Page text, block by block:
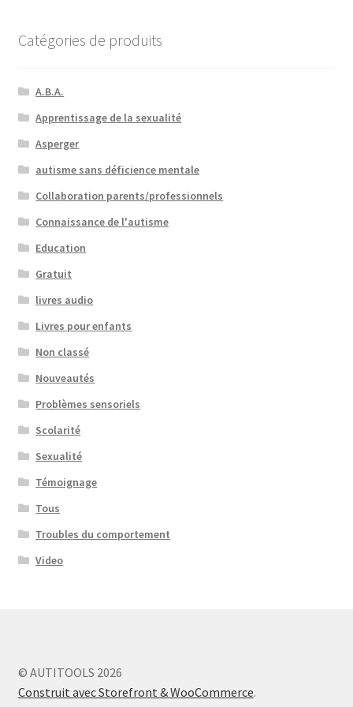
Catégories de produits
A.B.A.
Apprentissage de la sexualité
Asperger
autisme sans déficience mentale
Collaboration parents/professionnels
Connaissance de l'autisme
Education
Gratuit
livres audio
Livres pour enfants
Non classé
Nouveautés
Problèmes sensoriels
Scolarité
Sexualité
Témoignage
Tous
Troubles du comportement
Video
© AUTITOOLS 2026
Construit avec Storefront & WooCommerce.